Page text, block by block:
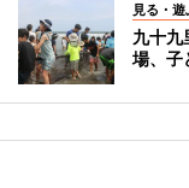
見る・遊
九十
場、子